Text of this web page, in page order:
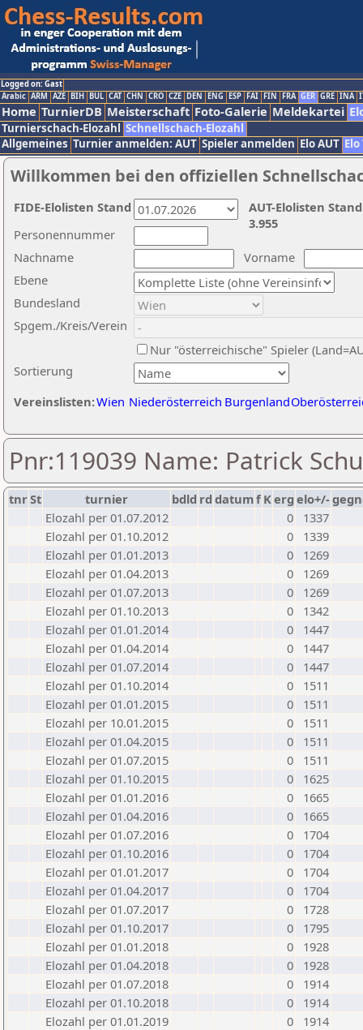
Logged on: Gast
Arabic ARM AZE BIH BUL CAT CHN CRO CZE DEN ENG ESP FAI FIN FRA GER GRE INA
Home TurnierDB Meisterschaft Foto-Galerie Meldekartei
Turnierschach-Elozahl Schnellschach-Elozahl
Allgemeines Turnier anmelden: AUT Spieler anmelden Elo AUT
Willkommen bei den offiziellen
Nachname
Vorname
Ebene
Sortierung
Personennummer
Bundesland
Spgem./Kreis/Verein
Nur "österreichische" Spieler
Vereinslisten:Wien Niederösterreich Burgenland
AUT-Elolisten
3.955
FIDE-Elolisten Stand
Pnr:119039 Name: Patrick
tnrSt turnier bdld rd datumf Kerg elo+/-
Elozahl per 01.07.2012
0
1337
Elozahl per 01.10.2012
0
1339
Elozahl per 01.01.2013
0
1269
Elozahl per 01.04.2013
0
1269
Elozahl per 01.07.2013
0
1269
Elozahl per 01.10.2013
0
1342
Elozahl per 01.01.2014
0
1447
Elozahl per 01.04.2014
0
1447
Elozahl per 01.07.2014
0
1447
Elozahl per 01.10.2014
0
1511
Elozahl per 01.01.2015
0
1511
Elozahl per 10.01.2015
0
1511
Elozahl per 01.04.2015
0
1511
Elozahl per 01.07.2015
0
1511
Elozahl per 01.10.2015
0
1625
Elozahl per 01.01.2016
0
1665
Elozahl per 01.04.2016
0
1665
Elozahl per 01.07.2016
0
1704
Elozahl per 01.10.2016
0
1704
Elozahl per 01.01.2017
0
1704
Elozahl per 01.04.2017
0
1704
Elozahl per 01.07.2017
0
1728
Elozahl per 01.10.2017
0
1795
Elozahl per 01.01.2018
0
1928
Elozahl per 01.04.2018
0
1928
Elozahl per 01.07.2018
0
1914
Elozahl per 01.10.2018
0
1914
Elozahl per 01.01.2019
0
1914